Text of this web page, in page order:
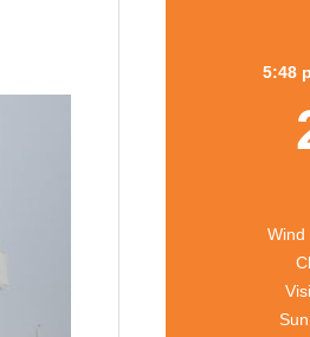
5:48
Wind